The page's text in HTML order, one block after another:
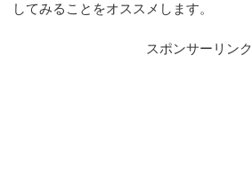
してみることをオススメします。
スポンサーリンク